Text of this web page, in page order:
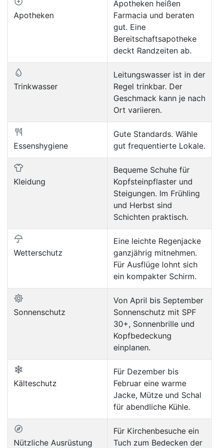
Apotheken
Apotheken heißen
Farmacia und beraten
gut. Eine
Bereitschaftsapotheke
deckt Randzeiten ab.
Trinkwasser
Leitungswasser ist in der
Regel trinkbar. Der
Geschmack kann je nach
Ort variieren.
Essenshygiene
Gute Standards. Wähle
gut frequentierte Lokale.
Kleidung
Bequeme Schuhe für
Kopfsteinpflaster und
Steigungen. Im Frühling
und Herbst sind
Schichten praktisch.
Wetterschutz
Eine leichte Regenjacke
ganzjährig mitnehmen.
Für Ausflüge lohnt sich
ein kompakter Schirm.
Sonnenschutz
Von April bis September
Sonnenschutz mit SPF
30+, Sonnenbrille und
Kopfbedeckung
einplanen.
Kälteschutz
Für Dezember bis
Februar eine warme
Jacke, Mütze und Schal
für abendliche Kühle.
Nützliche Ausrüstung
Für Kirchenbesuche ein
Tuch zum Bedecken der